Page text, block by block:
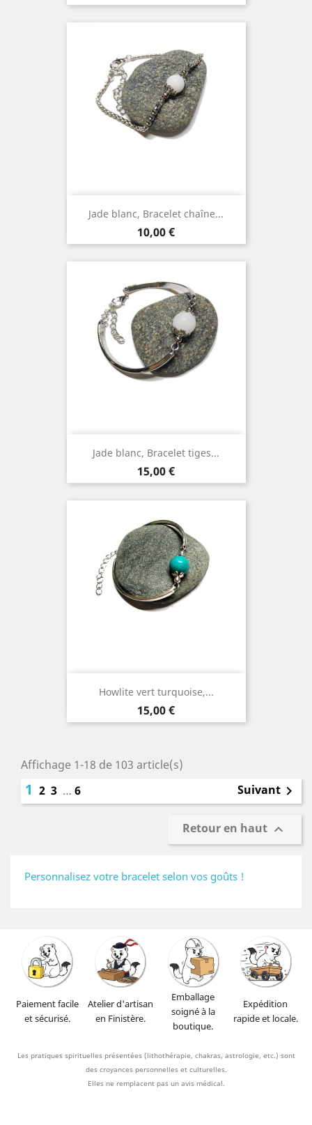
Jade blanc, Bracelet chaîne...
Prix
10,00 €
Jade blanc, Bracelet tiges...
Prix
15,00 €
Howlite vert turquoise,...
Prix
15,00 €
Affichage 1-18 de 103 article(s)
1 2 3 … 6 Suivant 
Retour en haut 
Personnalisez votre bracelet selon vos goûts !
Paiement facile
et sécurisé.
Atelier d'artisan
en Finistère.
Emballage
soigné à la
boutique.
Expédition
rapide et locale.
Les pratiques spirituelles présentées (lithothérapie, chakras, astrologie, etc.) sont
des croyances personnelles et culturelles.
Elles ne remplacent pas un avis médical.